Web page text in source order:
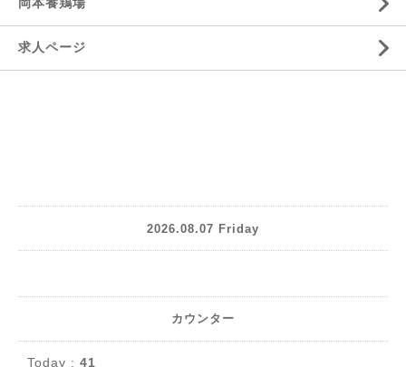
求人ページ
2026.08.07 Friday
カウンター
Today : 41